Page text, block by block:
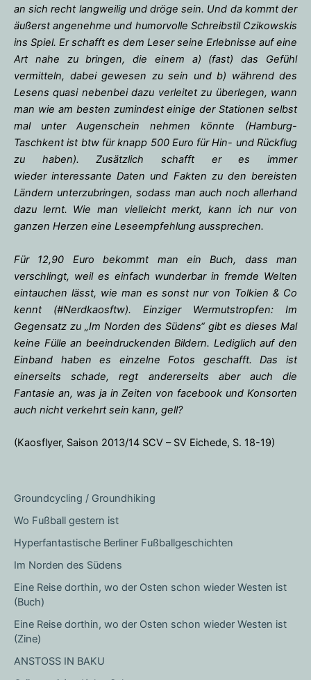
an sich recht langweilig und dröge sein. Und da kommt der
äußerst angenehme und humorvolle Schreibstil Czikowskis
ins Spiel. Er schafft es dem Leser seine Erlebnisse auf eine
Art nahe zu bringen, die einem a) (fast) das Gefühl
vermitteln, dabei gewesen zu sein und b) während des
Lesens quasi nebenbei dazu verleitet zu überlegen, wann
man wie am besten zumindest einige der Stationen selbst
mal unter Augenschein nehmen könnte (Hamburg-
Taschkent ist btw für knapp 500 Euro für Hin- und Rückflug
zu haben). Zusätzlich schafft er es immer
wieder interessante Daten und Fakten zu den bereisten
Ländern unterzubringen, sodass man auch noch allerhand
dazu lernt. Wie man vielleicht merkt, kann ich nur von
ganzen Herzen eine Leseempfehlung aussprechen.
Für 12,90 Euro bekommt man ein Buch, dass man
verschlingt, weil es einfach wunderbar in fremde Welten
eintauchen lässt, wie man es sonst nur von Tolkien & Co
kennt (#Nerdkaosftw). Einziger Wermutstropfen: Im
Gegensatz zu „Im Norden des Südens“ gibt es dieses Mal
keine Fülle an beeindruckenden Bildern. Lediglich auf den
Einband haben es einzelne Fotos geschafft. Das ist
einerseits schade, regt andererseits aber auch die
Fantasie an, was ja in Zeiten von facebook und Konsorten
auch nicht verkehrt sein kann, gell?
(Kaosflyer, Saison 2013/14 SCV – SV Eichede, S. 18-19)
Groundcycling / Groundhiking
Wo Fußball gestern ist
Hyperfantastische Berliner Fußballgeschichten
Im Norden des Südens
Eine Reise dorthin, wo der Osten schon wieder Westen ist
(Buch)
Eine Reise dorthin, wo der Osten schon wieder Westen ist
(Zine)
ANSTOSS IN BAKU